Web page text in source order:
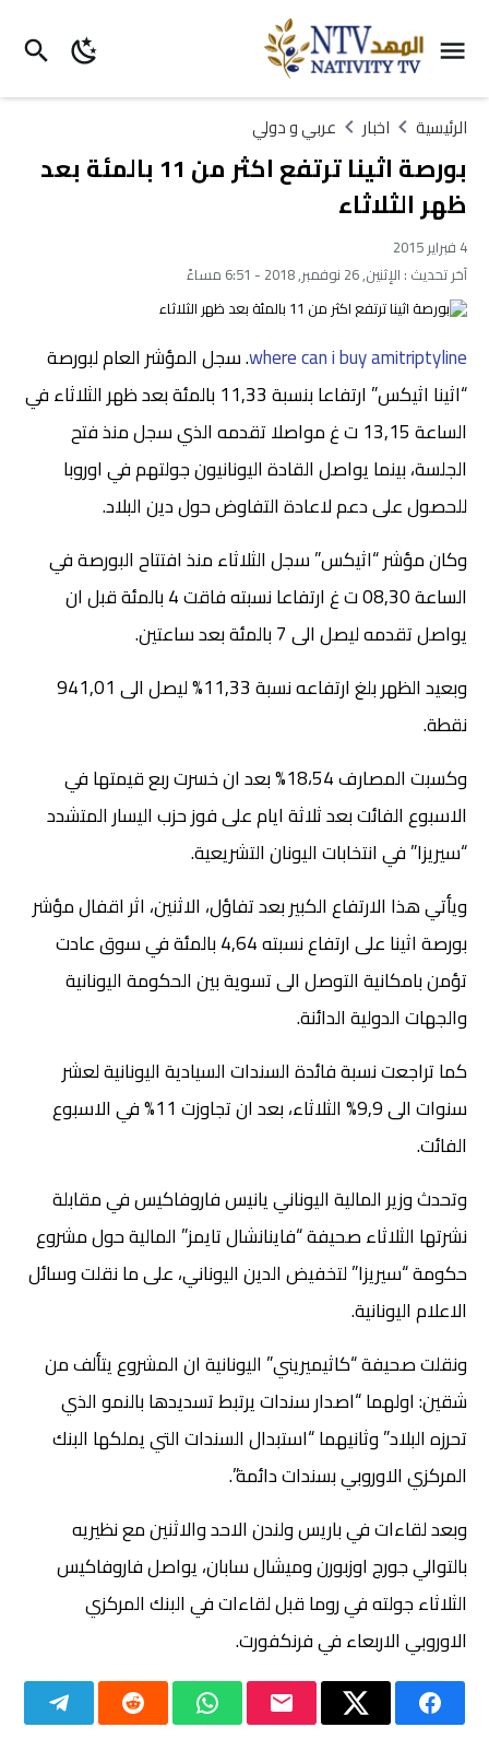
الرئيسية اخبار عربي و دولي
بورصة اثينا ترتفع اكثر من 11 بالمئة بعد
ظهر الثلاثاء
4 فبراير 2015
آخر تحديث : الإثنين, 26 نوفمبر, 2018 - 6:51 مساءً
where can i buy amitriptyline. سجل المؤشر العام لبورصة
“اثينا اثيكس” ارتفاعا بنسبة 11,33 بالمئة بعد ظهر الثلاثاء في
الساعة 13,15 ت غ مواصلا تقدمه الذي سجل منذ فتح
الجلسة، بينما يواصل القادة اليونانيون جولتهم في اوروبا
للحصول على دعم لاعادة التفاوض حول دين البلاد.
وكان مؤشر “اثيكس” سجل الثلاثاء منذ افتتاح البورصة في
الساعة 08,30 ت غ ارتفاعا نسبته فاقت 4 بالمئة قبل ان
يواصل تقدمه ليصل الى 7 بالمئة بعد ساعتين.
وبعيد الظهر بلغ ارتفاعه نسبة 11,33% ليصل الى 941,01
نقطة.
وكسبت المصارف 18،54% بعد ان خسرت ربع قيمتها في
الاسبوع الفائت بعد ثلاثة ايام على فوز حزب اليسار المتشدد
“سيريزا” في انتخابات اليونان التشريعية.
ويأتي هذا الارتفاع الكبير بعد تفاؤل، الاثنين، اثر اقفال مؤشر
بورصة اثينا على ارتفاع نسبته 4,64 بالمئة في سوق عادت
تؤمن بامكانية التوصل الى تسوية بين الحكومة اليونانية
والجهات الدولية الدائنة.
كما تراجعت نسبة فائدة السندات السيادية اليونانية لعشر
سنوات الى 9,9% الثلاثاء، بعد ان تجاوزت 11% في الاسبوع
الفائت.
وتحدث وزير المالية اليوناني يانيس فاروفاكيس في مقابلة
نشرتها الثلاثاء صحيفة “فاينانشال تايمز” المالية حول مشروع
حكومة “سيريزا” لتخفيض الدين اليوناني، على ما نقلت وسائل
الاعلام اليونانية.
ونقلت صحيفة “كاثيميريني” اليونانية ان المشروع يتألف من
شقين: اولهما “اصدار سندات يرتبط تسديدها بالنمو الذي
تحرزه البلاد” وثانيهما “استبدال السندات التي يملكها البنك
المركزي الاوروبي بسندات دائمة”.
وبعد لقاءات في باريس ولندن الاحد والاثنين مع نظيريه
بالتوالي جورج اوزبورن وميشال سابان، يواصل فاروفاكيس
الثلاثاء جولته في روما قبل لقاءات في البنك المركزي
الاوروبي الاربعاء في فرنكفورت.